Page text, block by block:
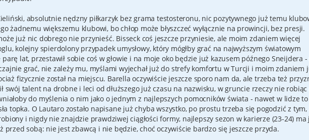
absolutnie nędzny piłkarzyk bez grama testosteronu, nic pozytywnego już temu
żadnemu większemu klubowi, bo chłop może błyszczeć wyłącznie na prowincji, bez presji.
już nic dobrego nie przynieść. Bisseck coś jeszcze przyniesie, ale moim zdaniem więcej
kolejny spierdolony przypadek umysłowy, który mógłby grać na najwyższym światowym
lat, przestawił sobie coś w głowie i na moje oko będzie już kazusem późnego Sneijdera
grać, nie zależy mu, myślami wyjechał już do strefy komfortu w Turcji i moim zdaniem
fizycznie został na miejscu. Barella oczywiście jeszcze sporo nam da, ale trzeba też
swój talent na drobne i leci od dłuższego już czasu na nazwisku, w gruncie rzeczy nie robiąc
do myślenia o nim jako o jednym z najlepszych pomocników świata - nawet w lidze
topka. O Lautaro zostało napisane już chyba wszystko, po prostu trzeba się pogodzić z tym,
i nigdy nie znajdzie prawdziwej ciągłości formy, najlepszy sezon w karierze (23-24) ma
przed sobą: nie jest zbawcą i nie będzie, choć oczywiście bardzo się jeszcze przyda.